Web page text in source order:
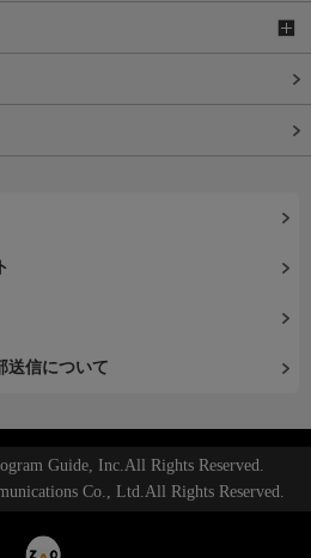
送信について
Guide, Inc.All Rights Reserved.
Co., Ltd.All Rights Reserved.